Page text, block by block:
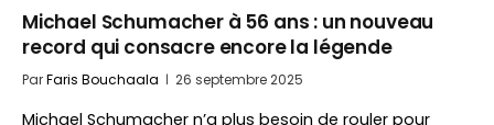
Michael Schumacher à 56 ans : un nouveau
record qui consacre encore la légende
ParFaris Bouchaala 26 septembre 2025
Michael Schumacher n’a plus besoin de rouler pour